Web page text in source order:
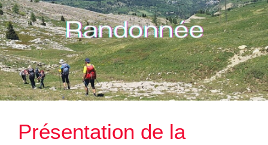
Présentation de la